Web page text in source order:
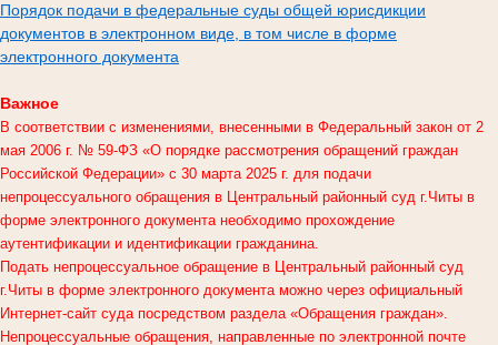
Порядок подачи в федеральные суды общей юрисдикции
документов в электронном виде, в том числе в форме
электронного документа
Важное
В соответствии с изменениями, внесенными в Федеральный закон от 2
мая 2006 г. № 59-ФЗ «О порядке рассмотрения обращений граждан
Российской Федерации» с 30 марта 2025 г. для подачи
непроцессуального обращения в Центральный районный суд г.Читы в
форме электронного документа необходимо прохождение
аутентификации и идентификации гражданина.
Подать непроцессуальное обращение в Центральный районный суд
г.Читы в форме электронного документа можно через официальный
Интернет-сайт суда посредством раздела «Обращения граждан».
Непроцессуальные обращения, направленные по электронной почте